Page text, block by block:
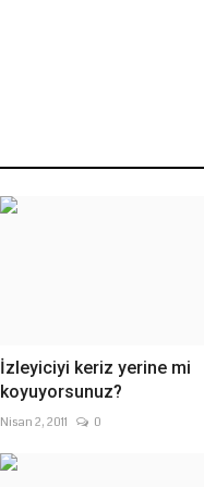
İzleyiciyi keriz yerine mi
koyuyorsunuz?
Nisan 2, 2011 0